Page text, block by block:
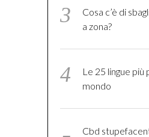
Cosa c’è di
a zona?
Le 25 lingue più
mondo
Cbd